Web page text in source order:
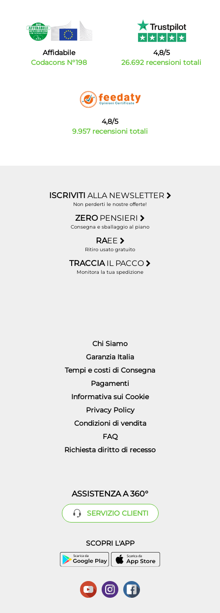
Affidabile
Codacons N°198
4,8/5
26.692 recensioni totali
4,8/5
9.957 recensioni totali
ISCRIVITI ALLA NEWSLETTER
Non perderti le nostre offerte!
ZERO PENSIERI
Consegna e sballaggio al piano
RAEE
Ritiro usato gratuito
TRACCIA IL PACCO
Monitora la tua spedizione
Chi Siamo
Garanzia Italia
Tempi e costi di Consegna
Pagamenti
Informativa sui Cookie
Privacy Policy
Condizioni di vendita
FAQ
Richiesta diritto di recesso
ASSISTENZA A 360°
SERVIZIO CLIENTI
SCOPRI L'APP